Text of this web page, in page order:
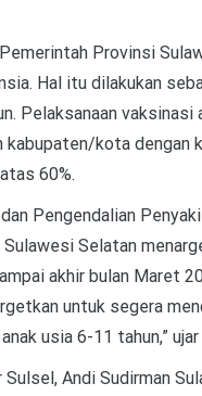
Provinsi
Hal itu dilakukan
Pelaksanaan
kabupaten/kota
60%.
Pengendalian
Selatan
akhir bulan Maret
untuk segera
usia 6-11 tahun,”
Andi Sudirman